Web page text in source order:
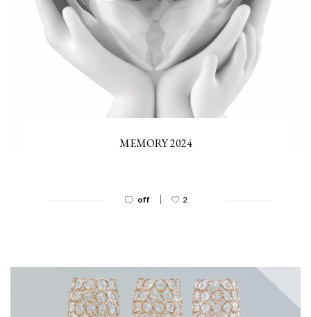
MEMORY 2024
off | 2